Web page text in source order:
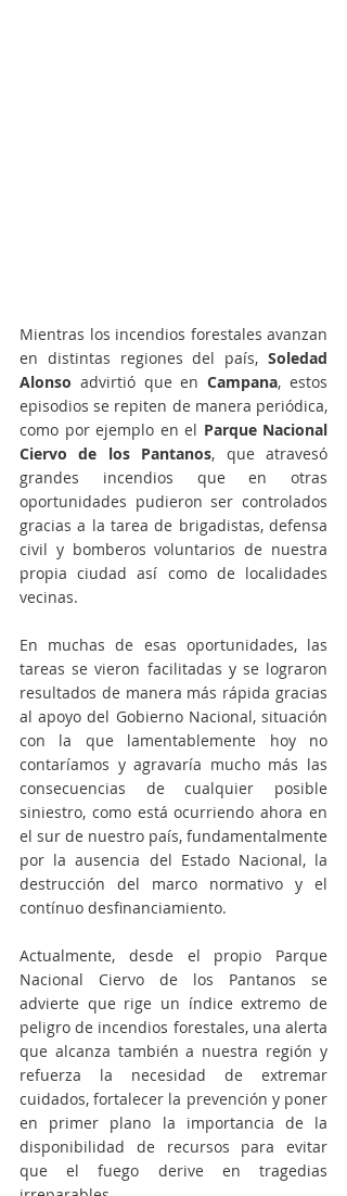
Mientras los incendios forestales avanzan
en distintas regiones del país, Soledad
Alonso advirtió que en Campana, estos
episodios se repiten de manera periódica,
como por ejemplo en el Parque Nacional
Ciervo de los Pantanos, que atravesó
grandes incendios que en otras
oportunidades pudieron ser controlados
gracias a la tarea de brigadistas, defensa
civil y bomberos voluntarios de nuestra
propia ciudad así como de localidades
vecinas.
En muchas de esas oportunidades, las
tareas se vieron facilitadas y se lograron
resultados de manera más rápida gracias
al apoyo del Gobierno Nacional, situación
con la que lamentablemente hoy no
contaríamos y agravaría mucho más las
consecuencias de cualquier posible
siniestro, como está ocurriendo ahora en
el sur de nuestro país, fundamentalmente
por la ausencia del Estado Nacional, la
destrucción del marco normativo y el
contínuo desfinanciamiento.
Actualmente, desde el propio Parque
Nacional Ciervo de los Pantanos se
advierte que rige un índice extremo de
peligro de incendios forestales, una alerta
que alcanza también a nuestra región y
refuerza la necesidad de extremar
cuidados, fortalecer la prevención y poner
en primer plano la importancia de la
disponibilidad de recursos para evitar
que el fuego derive en tragedias